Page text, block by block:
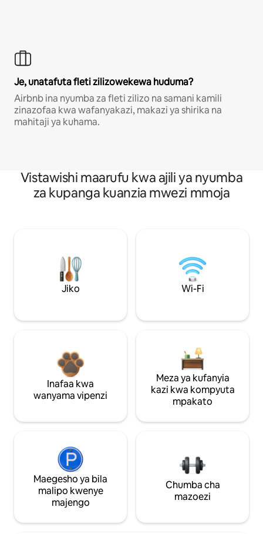
Je, unatafuta fleti zilizowekewa huduma?
Airbnb ina nyumba za fleti zilizo na samani kamili
zinazofaa kwa wafanyakazi, makazi ya shirika na
mahitaji ya kuhama.
Vistawishi maarufu kwa ajili ya nyumba
za kupanga kuanzia mwezi mmoja
Jiko Wi-Fi
Inafaa kwa
wanyama vipenzi
Meza ya kufanyia
kazi kwa kompyuta
mpakato
Maegesho ya bila
malipo kwenye
majengo
Chumba cha
mazoezi